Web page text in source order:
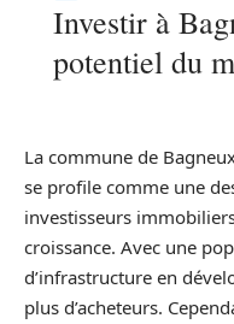
Investir à
potentiel du
La commune de
se profile comme une
investisseurs
croissance. Avec une
d’infrastructure en
plus d’acheteurs.